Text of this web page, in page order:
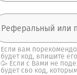
Если вам
будет код, впишите
🥳 Если с Вами не
будет сво код,